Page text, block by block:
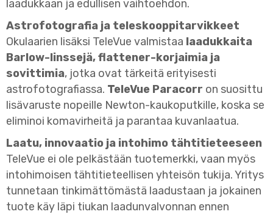
laadukkaan ja edullisen vaihtoehdon.
Astrofotografia ja teleskooppitarvikkeet
Okulaarien lisäksi TeleVue valmistaa laadukkaita
Barlow-linssejä, flattener-korjaimia ja
sovittimia, jotka ovat tärkeitä erityisesti
astrofotografiassa. TeleVue Paracorr on suosittu
lisävaruste nopeille Newton-kaukoputkille, koska se
eliminoi komavirheitä ja parantaa kuvanlaatua.
Laatu, innovaatio ja intohimo tähtitieteeseen
TeleVue ei ole pelkästään tuotemerkki, vaan myös
intohimoisen tähtitieteellisen yhteisön tukija. Yritys
tunnetaan tinkimättömästä laadustaan ja jokainen
tuote käy läpi tiukan laadunvalvonnan ennen